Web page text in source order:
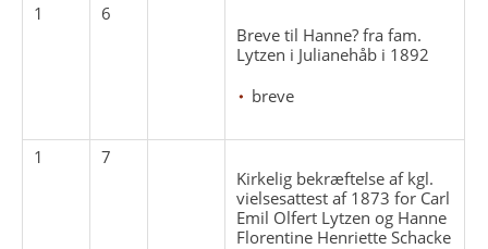
1
6
Breve til Hanne? fra fam.
Lytzen i Julianehåb i 1892
breve
1
7
Kirkelig bekræftelse af kgl.
vielsesattest af 1873 for Carl
Emil Olfert Lytzen og Hanne
Florentine Henriette Schacke